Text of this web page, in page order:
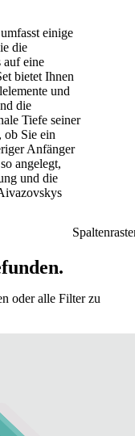
einige
die
auf eine
bietet Ihnen
und
die
Tiefe seiner
ob Sie ein
Anfänger
angelegt,
und die
oderalle Filter zu